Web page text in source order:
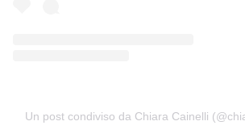
Un post condiviso da Chiara Cainelli